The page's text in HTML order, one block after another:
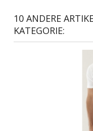
10 ANDERE
KATEGORIE: